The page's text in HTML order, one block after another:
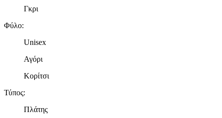
Γκρι
Φύλο:
Unisex
Αγόρι
Κορίτσι
Τύπος:
Πλάτης